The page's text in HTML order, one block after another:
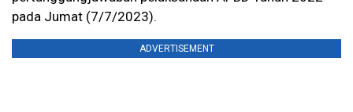
pada Jumat (7/7/2023).
ADVERTISEMENT